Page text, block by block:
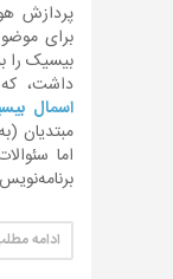
پردازش
برای
بیسیک را
داشت،
اسمال
مبتدیان
اما
ادامه